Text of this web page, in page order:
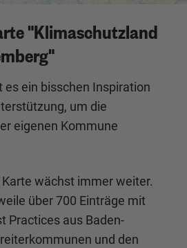
"Klimaschutzland
ein bisschen Inspiration
um die
eigenen Kommune
wächst immer weiter.
über 700 Einträge mit
Practices aus Baden-
und den